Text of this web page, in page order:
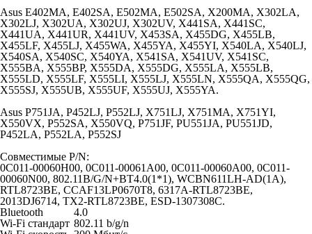
Asus E402MA, E402SA, E502MA, E502SA, X200MA, X302LA,
X302LJ, X302UA, X302UJ, X302UV, X441SA, X441SC,
X441UA, X441UR, X441UV, X453SA, X455DG, X455LB,
X455LF, X455LJ, X455WA, X455YA, X455YI, X540LA, X540LJ,
X540SA, X540SC, X540YA, X541SA, X541UV, X541SC,
X555BA, X555BP, X555DA, X555DG, X555LA, X555LB,
X555LD, X555LF, X555LI, X555LJ, X555LN, X555QA, X555QG,
X555SJ, X555UB, X555UF, X555UJ, X555YA.
Asus P751JA, P452LJ, P552LJ, X751LJ, X751MA, X751YI,
X550VX, P552SA, X550VQ, P751JF, PU551JA, PU551JD,
P452LA, P552LA, P552SJ
Совместимые P/N:
0C011-00060H00, 0C011-00061A00, 0C011-00060A00, 0C011-
00060N00, 802.11B/G/N+BT4.0(1*1), WCBN611LH-AD(1A),
RTL8723BE, CCAF13LP0670T8, 6317A-RTL8723BE,
2013DJ6714, TX2-RTL8723BE, ESD-1307308C.
Bluetooth
4.0
Wi-Fi cтандарт 802.11 b/g/n